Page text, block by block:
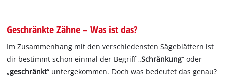
Geschränkte Zähne – Was ist das?
Im Zusammenhang mit den verschiedensten Sägeblättern ist
dir bestimmt schon einmal der Begriff „Schränkung“ oder
„geschränkt“ untergekommen. Doch was bedeutet das genau?